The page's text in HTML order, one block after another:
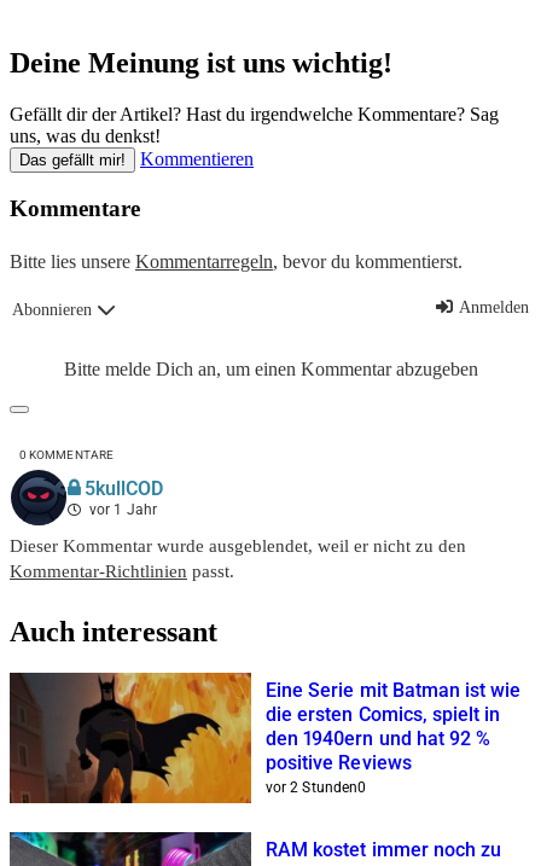
Deine Meinung ist uns wichtig!
Gefällt dir der Artikel? Hast du irgendwelche Kommentare? Sag
uns, was du denkst!
Das gefällt mir! Kommentieren
Kommentare
Bitte lies unsere Kommentarregeln, bevor du kommentierst.
Abonnieren Anmelden
Bitte melde Dich an, um einen Kommentar abzugeben
0 KOMMENTARE
5kullCOD
vor 1 Jahr
Dieser Kommentar wurde ausgeblendet, weil er nicht zu den
Kommentar-Richtlinien passt.
Auch interessant
Eine Serie mit Batman ist wie
die ersten Comics, spielt in
den 1940ern und hat 92 %
positive Reviews
vor 2 Stunden0
RAM kostet immer noch zu